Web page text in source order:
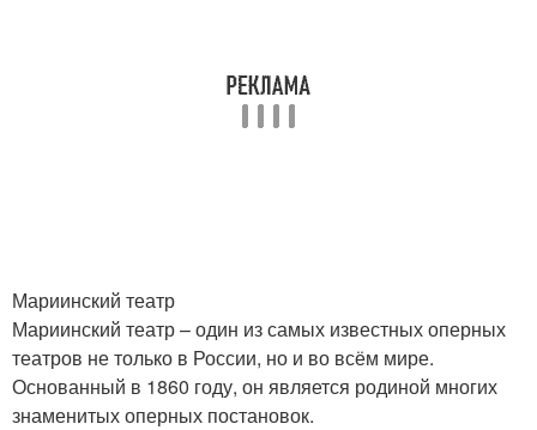
Мариинский театр
Мариинский театр – один из самых известных оперных
театров не только в России, но и во всём мире.
Основанный в 1860 году, он является родиной многих
знаменитых оперных постановок.